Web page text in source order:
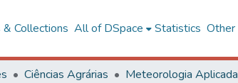
Collections All of DSpace Statistics Other
Ciências Agrárias Meteorologia Aplicada